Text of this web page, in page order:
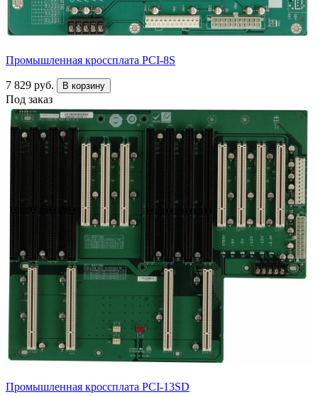
Промышленная кроссплата PCI-8S
7 829 руб. В корзину
Под заказ
Промышленная кроссплата PCI-13SD